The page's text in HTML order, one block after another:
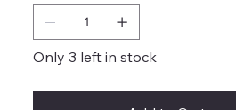
Only 3 left in stock